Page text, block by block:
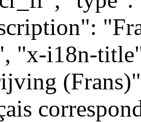
"x-i18n-